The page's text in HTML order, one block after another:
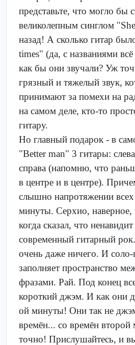
представьте, что могло бы
великолепным синглом
назад! А сколько гитар
times" (да, с названиями
как бы они звучали? Уж
грязный и тяжелый звук,
принимают за помехи на
на самом деле, кто-то
гитару.
Но главный подарок - в
"Better man" 3 гитары:
справа (напомню, что
в центре и в центре).
слышно напротяжении
минуты. Серхио, наверное,
когда сказал, что ненавидит
современный гитарный
очень даже ничего. И соло-
заполняет пространство
фразами. Рай. Под конец
короткий джэм. И как они
ой минуты! Они так не
времён... со времён второй
точно! Прислушайтесь, и